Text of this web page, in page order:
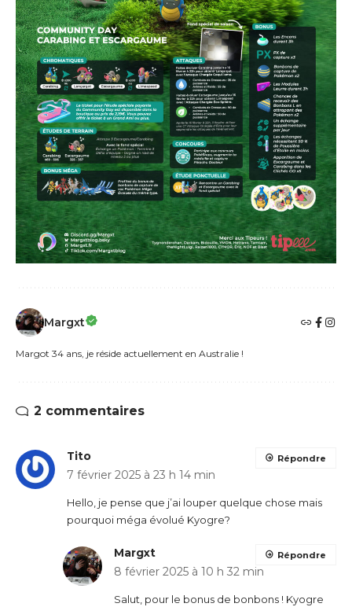
Margxt
Margot 34 ans, je réside actuellement en Australie !
2 commentaires
Tito
7 février 2025 à 23 h 14 min
Hello, je pense que j’ai louper quelque chose mais
pourquoi méga évolué Kyogre?
Répondre
Margxt
8 février 2025 à 10 h 32 min
Salut, pour le bonus de bonbons ! Kyogre
Répondre